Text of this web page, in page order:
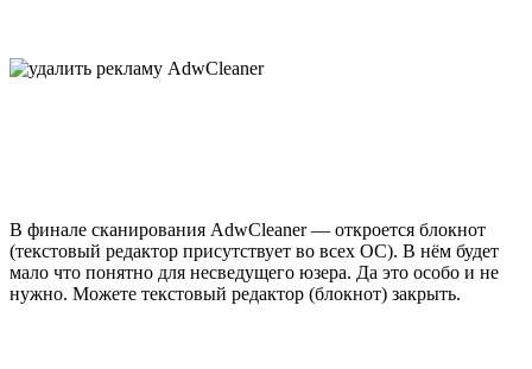
В финале сканирования AdwCleaner — откроется блокнот
(текстовый редактор присутствует во всех ОС). В нём будет
мало что понятно для несведущего юзера. Да это особо и не
нужно. Можете текстовый редактор (блокнот) закрыть.